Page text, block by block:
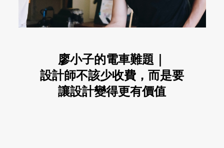
廖小子的電車難題｜
設計師不該少收費，而是要
讓設計變得更有價值